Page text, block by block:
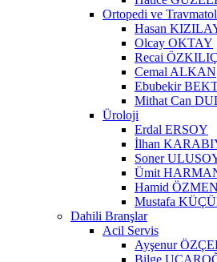
Ortopedi ve
Hasan
Olcay OKTAY
Recai ÖZKILIÇ
Cemal ALKAN
Ebubekir
Mithat Can
Üroloji
Erdal ERSOY
İlhan
Soner
Ümit
Hamid ÖZMEN
Mustafa
Dahili Branşlar
Acil Servis
Ayşenur
Bilge